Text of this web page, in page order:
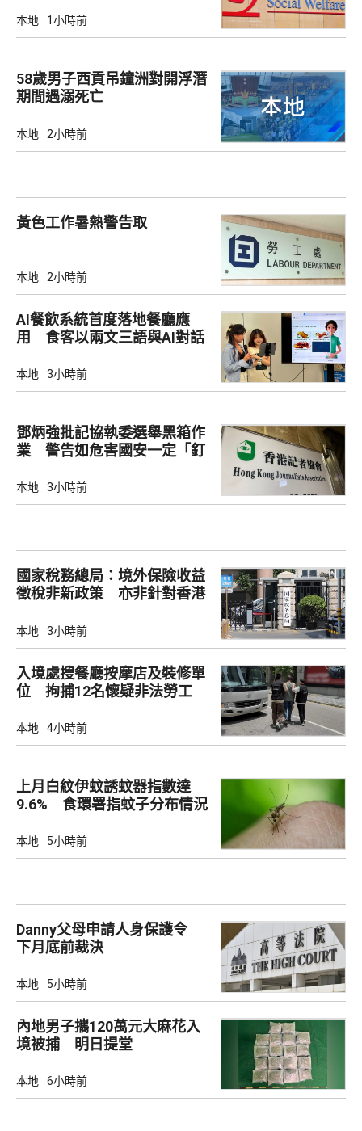
本地 1小時前
58歲男子西貢吊鐘洲對開浮潛
期間遇溺死亡
本地 2小時前
黃色工作暑熱警告取
本地 2小時前
AI餐飲系統首度落地餐廳應
用 食客以兩文三語與AI對話
本地 3小時前
鄧炳強批記協執委選舉黑箱作
業 警告如危害國安一定「釘
本地 3小時前
國家稅務總局：境外保險收益
徵稅非新政策 亦非針對香港
本地 3小時前
入境處搜餐廳按摩店及裝修單
位 拘捕12名懷疑非法勞工
本地 4小時前
上月白紋伊蚊誘蚊器指數達
9.6% 食環署指蚊子分布情況
本地 5小時前
Danny父母申請人身保護令
下月底前裁決
本地 5小時前
內地男子攜120萬元大麻花入
境被捕 明日提堂
本地 6小時前